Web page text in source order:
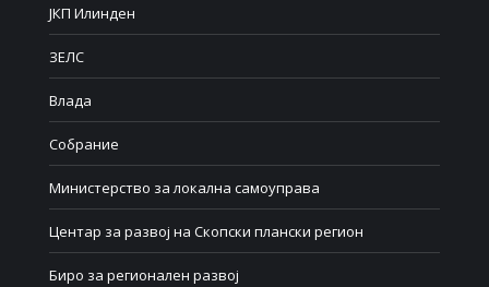
ЈКП Илинден
ЗЕЛС
Влада
Собрание
Министерство за локална самоуправа
Центар за развој на Скопски плански регион
Биро за регионален развој